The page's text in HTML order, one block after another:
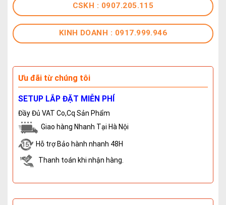
CSKH : 0907.205.115
KINH DOANH : 0917.999.946
Ưu đãi từ chúng tôi
SETUP LẮP ĐẶT MIỄN PHÍ
Đầy Đủ VAT Co,Cq Sản Phẩm
Giao hàng Nhanh Tại Hà Nội
Hỗ trợ Bảo hành nhanh 48H
Thanh toán khi nhận hàng.